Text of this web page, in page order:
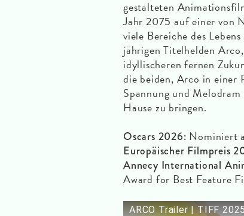
gestalteten
Jahr 2075 auf einer von
viele Bereiche des
jährigen Titelhelden
idyllischeren fernen
die beiden, Arco in einer
Spannung und
Hause zu bringen.
Oscars 2026: Nominiert
Europäischer Filmpreis
Annecy International
Award for Best Feature
ARCO Trailer | TIFF